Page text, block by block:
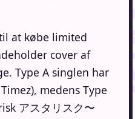
at købe limited
cover af
Type A singlen har
medens Type
アスタリスク〜